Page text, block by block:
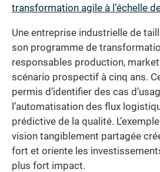
transformation agile à l’échelle
Une entreprise industrielle de
son programme de
responsables production,
scénario prospectif à cinq ans.
permis d’identifier des cas
l’automatisation des flux
prédictive de la qualité.
vision tangiblement partagée
fort et oriente les
plus fort impact.